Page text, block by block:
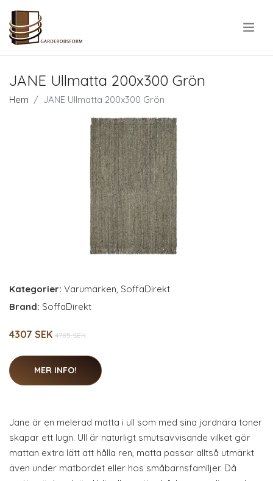
JANE Ullmatta 200x300 Grön
Hem JANE Ullmatta 200x300 Grön
Kategorier: Varumärken, SoffaDirekt
Brand: SoffaDirekt
4307 SEK 4785 SEK
MER INFO!
Jane är en melerad matta i ull som med sina jordnära toner
skapar ett lugn. Ull är naturligt smutsavvisande vilket gör
mattan extra lätt att hålla ren, matta passar alltså utmärkt
även under matbordet eller hos småbarnsfamiljer. Då